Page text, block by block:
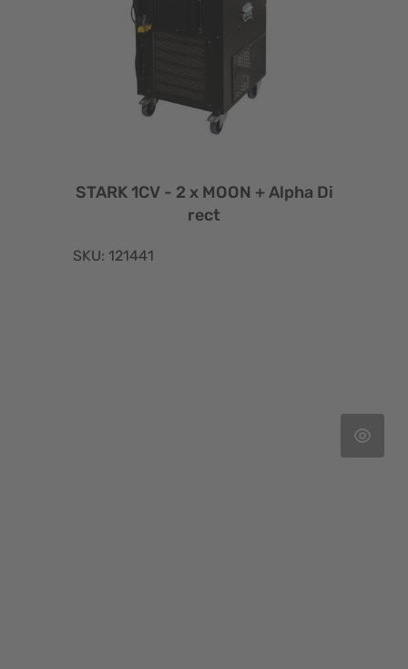
STARK 1CV - 2 x MOON + Alpha Di
rect
SKU: 121441